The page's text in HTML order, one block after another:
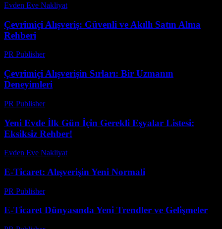
Evden Eve Nakliyat
Çevrimiçi Alışveriş: Güvenli ve Akıllı Satın Alma
Rehberi
PR Publisher-
Çevrimiçi Alışverişin Sırları: Bir Uzmanın
Deneyimleri
PR Publisher-
Yeni Evde İlk Gün İçin Gerekli Eşyalar Listesi:
Eksiksiz Rehber!
Evden Eve Nakliyat
E-Ticaret: Alışverişin Yeni Normali
PR Publisher-
E-Ticaret Dünyasında Yeni Trendler ve Gelişmeler